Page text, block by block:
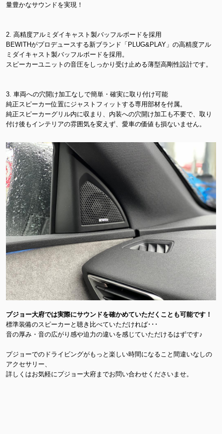
量豊かなサウンドを実現！
2. 高精度アルミダイキャスト製バッフルボードを採用
BEWITHがプロデュースする新ブランド「PLUG&PLAY」の高精度アル
ミダイキャスト製バッフルボードを採用。
スピーカーユニットの音圧をしっかり受け止める薄型高剛性設計です。
3. 車両への穴開け加工なしで簡単・確実に取り付け可能
純正スピーカー位置にジャストフィットする専用部材を付属。
純正スピーカーグリル内に収まり、内装への穴開け加工も不要で、取り
付け後もインテリアの雰囲気を変えず、愛車の価値も損ないません。
プジョー大府では実際にサウンドを確かめていただくことも可能です！
標準装備のスピーカーと聴き比べていただければ･･･
音の厚み・音の広がり感や迫力の違いを感じていただけるはずです♪
プジョーでのドライビングがもっと楽しい時間になること間違いなしの
アクセサリー、
詳しくはお気軽にプジョー大府までお問い合わせくださいませ。